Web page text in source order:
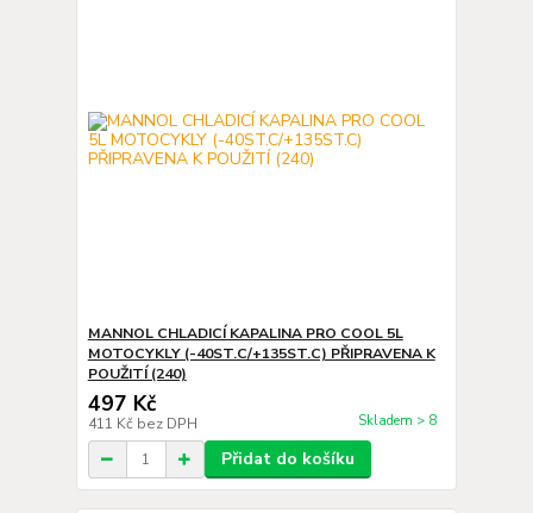
MANNOL CHLADICÍ KAPALINA PRO COOL 5L
MOTOCYKLY (-40ST.C/+135ST.C) PŘIPRAVENA K
POUŽITÍ (240)
497 Kč
411 Kč bez DPH Skladem > 8
Přidat do košíku